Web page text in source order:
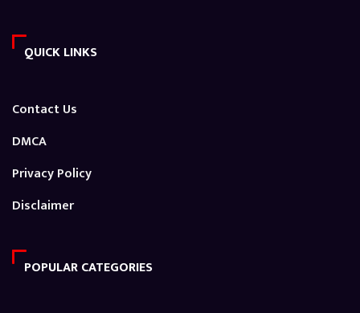
QUICK LINKS
Contact Us
DMCA
Privacy Policy
Disclaimer
POPULAR CATEGORIES